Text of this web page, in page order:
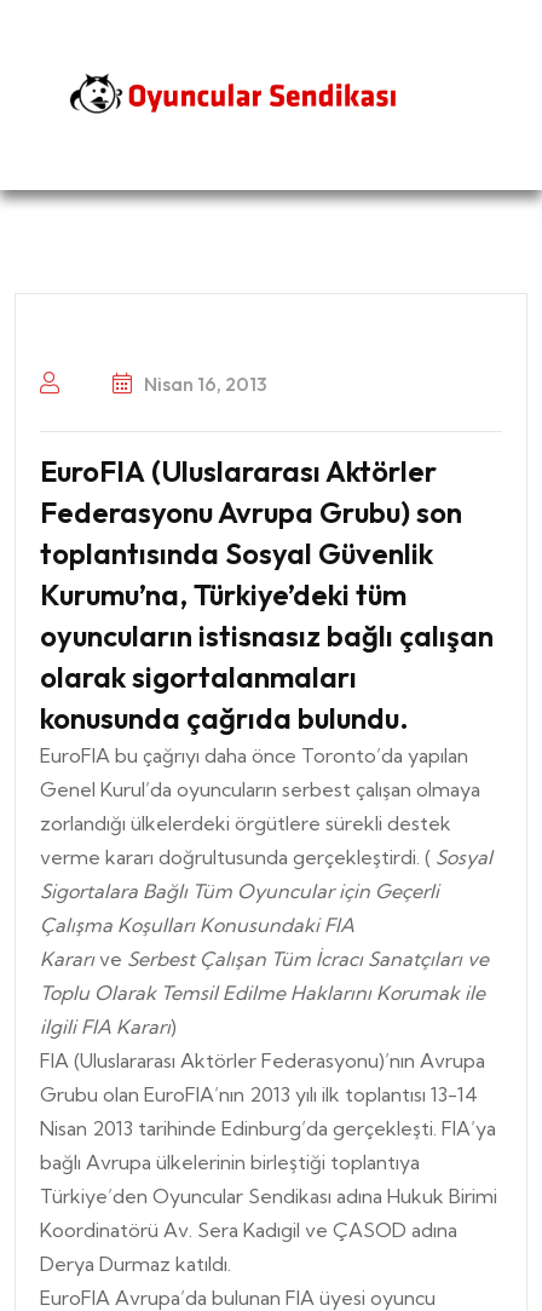
Nisan 16, 2013
EuroFIA (Uluslararası Aktörler
Federasyonu Avrupa Grubu) son
toplantısında Sosyal Güvenlik
Kurumu’na, Türkiye’deki tüm
oyuncuların istisnasız bağlı çalışan
olarak sigortalanmaları
konusunda çağrıda bulundu.
EuroFIA bu çağrıyı daha önce Toronto’da yapılan
Genel Kurul’da oyuncuların serbest çalışan olmaya
zorlandığı ülkelerdeki örgütlere sürekli destek
verme kararı doğrultusunda gerçekleştirdi. ( Sosyal
Sigortalara Bağlı Tüm Oyuncular için Geçerli
Çalışma Koşulları Konusundaki FIA
Kararı ve Serbest Çalışan Tüm İcracı Sanatçıları ve
Toplu Olarak Temsil Edilme Haklarını Korumak ile
ilgili FIA Kararı)
FIA (Uluslararası Aktörler Federasyonu)’nın Avrupa
Grubu olan EuroFIA’nın 2013 yılı ilk toplantısı 13-14
Nisan 2013 tarihinde Edinburg’da gerçekleşti. FIA’ya
bağlı Avrupa ülkelerinin birleştiği toplantıya
Türkiye’den Oyuncular Sendikası adına Hukuk Birimi
Koordinatörü Av. Sera Kadıgil ve ÇASOD adına
Derya Durmaz katıldı.
EuroFIA Avrupa’da bulunan FIA üyesi oyuncu